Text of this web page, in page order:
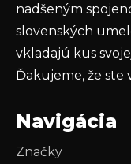
nadšeným
slovenských
vkladajú kus
Ďakujeme, že ste
Navigácia
Značky